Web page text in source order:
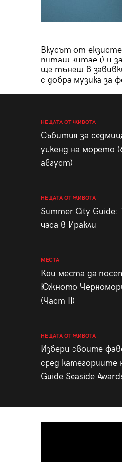
Вкусът от
питаш китаец) и
ще тънеш в
с добра музика за
НЕЩАТА ОТ ЖИВОТА
Събития за
уикенд на морето
август)
НЕЩАТА ОТ ЖИВОТА
Summer City Guide:
часа в Иракли
МЕСТА
Кои места да
Южното
(Част II)
НЕЩАТА ОТ ЖИВОТА
Избери своите
сред категориите
Guide Seaside